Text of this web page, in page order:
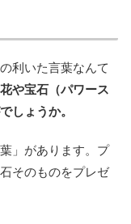
利いた言葉なんて
花や宝石（パワース
しょうか。
」があります。プ
そのものをプレゼ